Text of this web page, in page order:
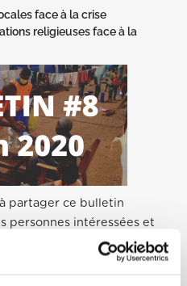
face à la crise
religieuses face à la
partager ce bulletin
personnes intéressées et
initiatives et bonnes
en tant que source